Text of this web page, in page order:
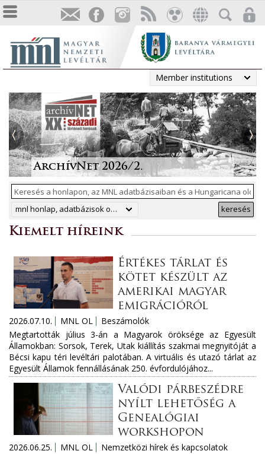
Member institutions
Irodalmi folyóiratok helyzete
1986-ban
Megjelent a Levéltári
Közlemények 2025. évi száma
„Lapidáris emlékek” a levéltári
anyagban
ArchívNet 2026/2.
Tájékoztatás a Pest vármegyei
állami anyakönyvi
másodpéldányok online
közzétételéről
mnl honlap, adatbázisok online, hungaricana keresés
Kiemelt híreink
Értékes tárlat és
kötet készült az
amerikai magyar
emigrációról
2026.07.10. MNL OL
Beszámolók
Megtartották július 3-án a Magyarok öröksége az Egyesült
Államokban: Sorsok, Terek, Utak kiállítás szakmai megnyitóját a
Bécsi kapu téri levéltári palotában. A virtuális és utazó tárlat az
Egyesült Államok fennállásának 250. évfordulójához...
Valódi párbeszédre
nyílt lehetőség a
Genealógiai
workshopon
2026.06.25. MNL OL
Nemzetközi hírek és kapcsolatok